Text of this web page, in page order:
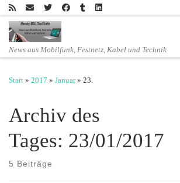
Zum Inhalt springen
News aus Mobilfunk, Festnetz, Kabel und Technik
Start » 2017 » Januar » 23.
Archiv des
Tages: 23/01/2017
5 Beiträge